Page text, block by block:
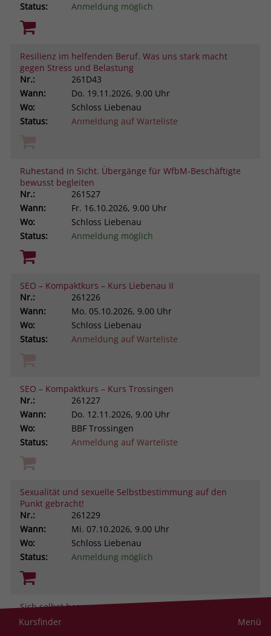
Status:
Anmeldung möglich
Resilienz im helfenden Beruf. Was uns stark macht
gegen Stress und Belastung
Nr.:
261D43
Wann:
Do. 19.11.2026, 9.00 Uhr
Wo:
Schloss Liebenau
Status:
Anmeldung auf Warteliste
Ruhestand in Sicht. Übergänge für WfbM-Beschäftigte
bewusst begleiten
Nr.:
261527
Wann:
Fr. 16.10.2026, 9.00 Uhr
Wo:
Schloss Liebenau
Status:
Anmeldung möglich
SEO – Kompaktkurs – Kurs Liebenau II
Nr.:
261226
Wann:
Mo. 05.10.2026, 9.00 Uhr
Wo:
Schloss Liebenau
Status:
Anmeldung auf Warteliste
SEO – Kompaktkurs – Kurs Trossingen
Nr.:
261227
Wann:
Do. 12.11.2026, 9.00 Uhr
Wo:
BBF Trossingen
Status:
Anmeldung auf Warteliste
Sexualität und sexuelle Selbstbestimmung auf den
Punkt gebracht!
Nr.:
261229
Wann:
Mi. 07.10.2026, 9.00 Uhr
Wo:
Schloss Liebenau
Status:
Anmeldung möglich
Sich selbst besser managen. Aus ungeliebten
Persönlichkeitsanteilen neue Ressourcen gewinnen -
Kursfinder Menü